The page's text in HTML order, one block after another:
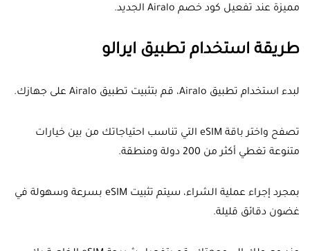
مميزة عند تفعيل كود خصم Airalo الجديد.
طريقة استخدام تطبيق ايرالو
لبدء استخدام تطبيق Airalo، قم بتثبيت تطبيق Airalo على جهازك.
تصفح واختر باقة eSIM التي تناسب احتياجاتك من بين خيارات
متنوعة تغطي أكثر من 200 دولة ومنطقة.
بمجرد إجراء عملية الشراء، سيتم تثبيت eSIM بسرعة وسهولة في
غضون دقائق قليلة.